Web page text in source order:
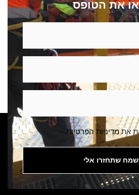
את הטופס
ת אתמדיניות הפרטיות
שתחזרו אלי